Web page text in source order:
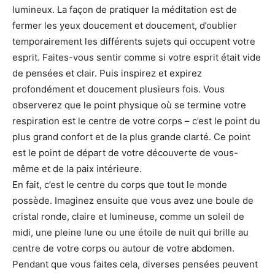
lumineux. La façon de pratiquer la méditation est de
fermer les yeux doucement et doucement, d’oublier
temporairement les différents sujets qui occupent votre
esprit. Faites-vous sentir comme si votre esprit était vide
de pensées et clair. Puis inspirez et expirez
profondément et doucement plusieurs fois. Vous
observerez que le point physique où se termine votre
respiration est le centre de votre corps – c’est le point du
plus grand confort et de la plus grande clarté. Ce point
est le point de départ de votre découverte de vous-
même et de la paix intérieure.
En fait, c’est le centre du corps que tout le monde
possède. Imaginez ensuite que vous avez une boule de
cristal ronde, claire et lumineuse, comme un soleil de
midi, une pleine lune ou une étoile de nuit qui brille au
centre de votre corps ou autour de votre abdomen.
Pendant que vous faites cela, diverses pensées peuvent